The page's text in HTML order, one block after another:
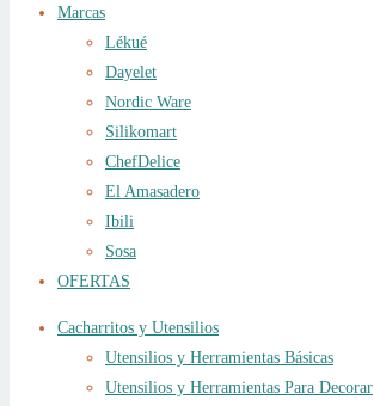
Marcas
Lékué
Dayelet
Nordic Ware
Silikomart
ChefDelice
El Amasadero
Ibili
Sosa
OFERTAS
Cacharritos y Utensilios
Utensilios y Herramientas Básicas
Utensilios y Herramientas Para Decorar